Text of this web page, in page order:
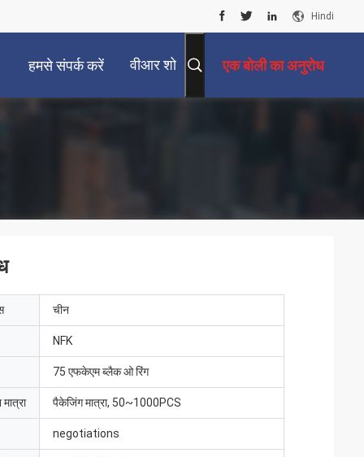
Hindi
हमसे संपर्क करें वीआर शो एक बोली का अनुरोध
चीन
NFK
75 एफकेएम ब्लैक ओ रिंग
पैकेजिंग मात्रा, 50~1000PCS
negotiations